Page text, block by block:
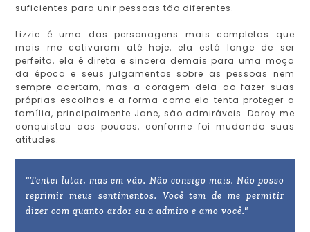
suficientes para unir pessoas tão diferentes.
Lizzie é uma das personagens mais completas que
mais me cativaram até hoje, ela está longe de ser
perfeita, ela é direta e sincera demais para uma moça
da época e seus julgamentos sobre as pessoas nem
sempre acertam, mas a coragem dela ao fazer suas
próprias escolhas e a forma como ela tenta proteger a
família, principalmente Jane, são admiráveis. Darcy me
conquistou aos poucos, conforme foi mudando suas
atitudes.
"Tentei lutar, mas em vão. Não consigo mais. Não posso
reprimir meus sentimentos. Você tem de me permitir
dizer com quanto ardor eu a admiro e amo você."